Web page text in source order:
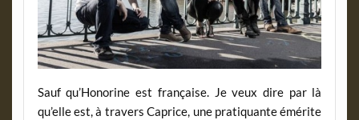
Sauf qu’Honorine est française. Je veux dire par là
qu’elle est, à travers Caprice, une pratiquante émérite